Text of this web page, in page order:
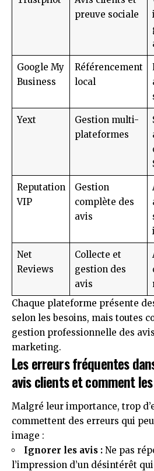
preuve sociale
Google My
Business
Référencement
local
Yext
Gestion multi-
plateformes
Reputation
VIP
Gestion
complète des
avis
Net
Reviews
Collecte et
gestion des
avis
Chaque plateforme présente
selon les besoins, mais toutes
gestion professionnelle des
marketing.
Les erreurs fréquentes
avis clients et comment
Malgré leur importance, trop
commettent des erreurs qui
image :
Ignorer les avis : Ne pas
l’impression d’un désintérêt